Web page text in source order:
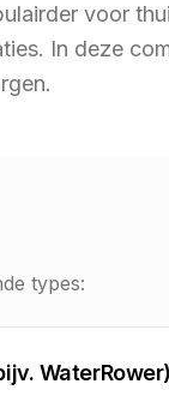
voor
In deze
types:
WaterRower)